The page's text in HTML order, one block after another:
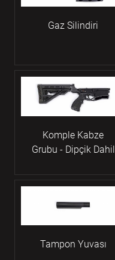
Gaz Silindiri
Komple Kabze
Grubu - Dipçik Dahil
Tampon Yuvası